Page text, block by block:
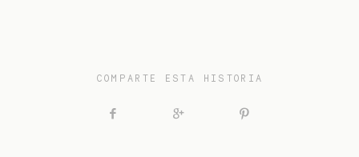
COMPARTE ESTA HISTORIA
Portfolio